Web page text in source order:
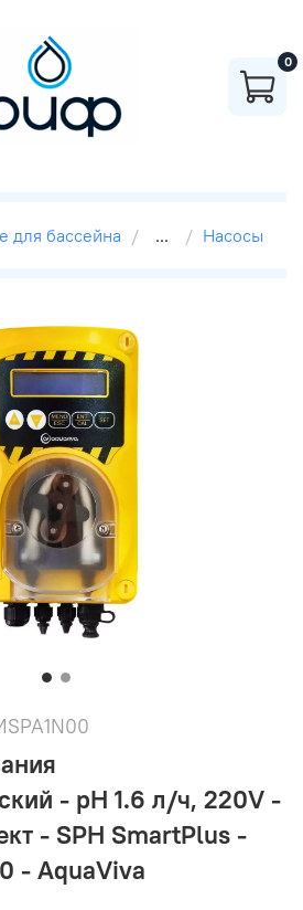
0
для бассейна ... Насосы
- pH 1.6 л/ч, 220V -
- SPH SmartPlus -
- AquaViva